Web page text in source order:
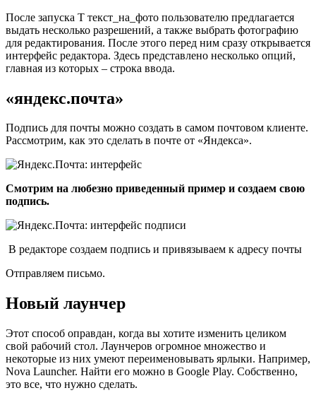
После запуска T текст_на_фото пользователю предлагается
выдать несколько разрешений, а также выбрать фотографию
для редактирования. После этого перед ним сразу открывается
интерфейс редактора. Здесь представлено несколько опций,
главная из которых – строка ввода.
«яндекс.почта»
Подпись для почты можно создать в самом почтовом клиенте.
Рассмотрим, как это сделать в почте от «Яндекса».
Смотрим на любезно приведенный пример и создаем свою
подпись.
В редакторе создаем подпись и привязываем к адресу почты
Отправляем письмо.
Новый лаунчер
Этот способ оправдан, когда вы хотите изменить целиком
свой рабочий стол. Лаунчеров огромное множество и
некоторые из них умеют переименовывать ярлыки. Например,
Nova Launcher. Найти его можно в Google Play. Собственно,
это все, что нужно сделать.